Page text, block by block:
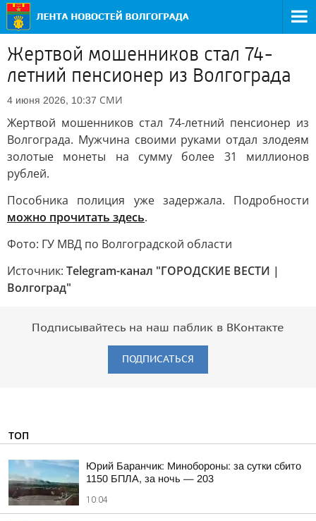
Жертвой мошенников стал 74-
летний пенсионер из Волгограда
4 июня 2026, 10:37 СМИ
Жертвой мошенников стал 74-летний пенсионер из
Волгограда. Мужчина своими руками отдал злодеям
золотые монеты на сумму более 31 миллионов
рублей.
Пособника полиция уже задержала. Подробности
можно прочитать здесь.
Фото: ГУ МВД по Волгоградской области
Источник: Telegram-канал "ГОРОДСКИЕ ВЕСТИ |
Волгоград"
Подписывайтесь на наш паблик в ВКонтакте
ПОДПИСАТЬСЯ
ТОП
Юрий Баранчик: Минобороны: за сутки сбито
1150 БПЛА, за ночь — 203
10:04